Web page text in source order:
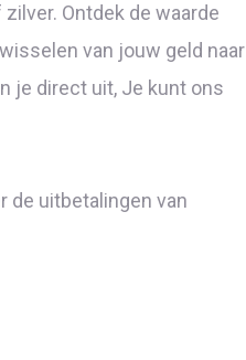
Ontdek de waarde
van jouw geld naar
je direct uit, Je kunt ons
de uitbetalingen van